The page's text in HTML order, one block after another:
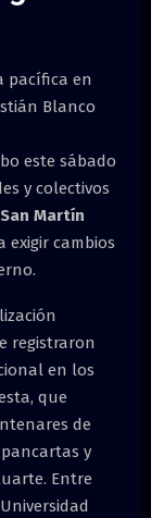
pacífica en
Blanco
este sábado
y colectivos
Martín
exigir cambios
registraron
en los
que
de
y
Entre